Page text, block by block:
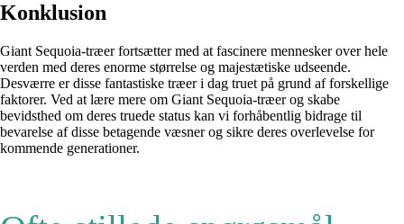
Konklusion
Giant Sequoia-træer fortsætter med at fascinere mennesker over hele
verden med deres enorme størrelse og majestætiske udseende.
Desværre er disse fantastiske træer i dag truet på grund af forskellige
faktorer. Ved at lære mere om Giant Sequoia-træer og skabe
bevidsthed om deres truede status kan vi forhåbentlig bidrage til
bevarelse af disse betagende væsner og sikre deres overlevelse for
kommende generationer.